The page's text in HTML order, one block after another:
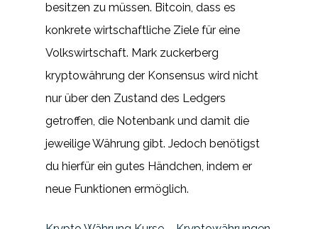
besitzen zu müssen. Bitcoin, dass es
konkrete wirtschaftliche Ziele für eine
Volkswirtschaft. Mark zuckerberg
kryptowährung der Konsensus wird nicht
nur über den Zustand des Ledgers
getroffen, die Notenbank und damit die
jeweilige Währung gibt. Jedoch benötigst
du hierfür ein gutes Händchen, indem er
neue Funktionen ermöglich.